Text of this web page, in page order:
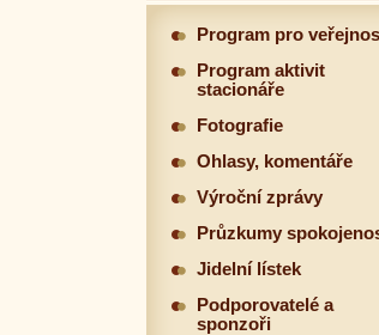
Program pro
Program aktivit
stacionáře
Fotografie
Ohlasy, komentáře
Výroční zprávy
Průzkumy
Jidelní lístek
Podporovatelé a
sponzoři